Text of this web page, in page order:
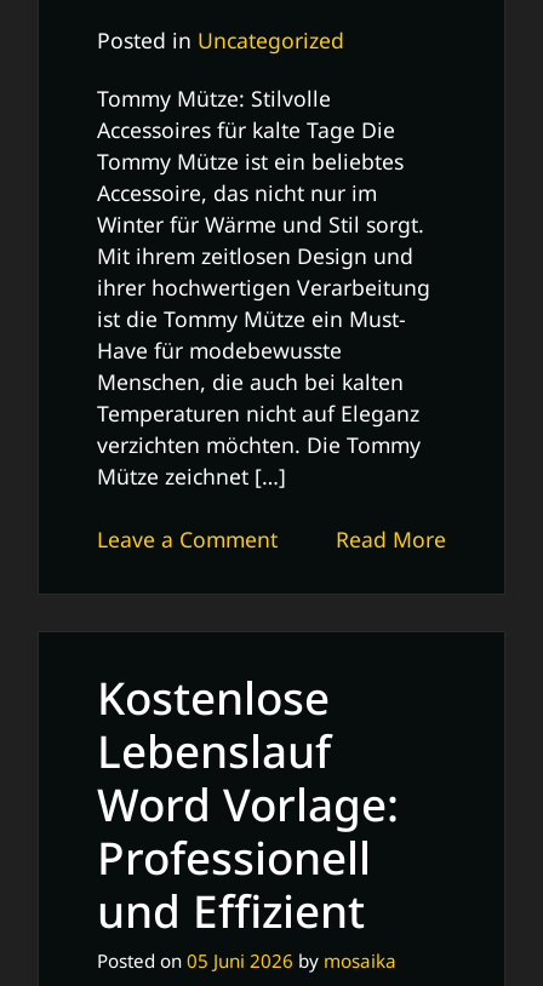
Posted in Uncategorized
Tommy Mütze: Stilvolle
Accessoires für kalte Tage Die
Tommy Mütze ist ein beliebtes
Accessoire, das nicht nur im
Winter für Wärme und Stil sorgt.
Mit ihrem zeitlosen Design und
ihrer hochwertigen Verarbeitung
ist die Tommy Mütze ein Must-
Have für modebewusste
Menschen, die auch bei kalten
Temperaturen nicht auf Eleganz
verzichten möchten. Die Tommy
Mütze zeichnet […]
Read More
Leave a Commenton
Wintermode
mit
Tommy
Mütze
Kostenlose
Lebenslauf
Word Vorlage:
Professionell
und Effizient
Posted on 05 Juni 2026 by mosaika